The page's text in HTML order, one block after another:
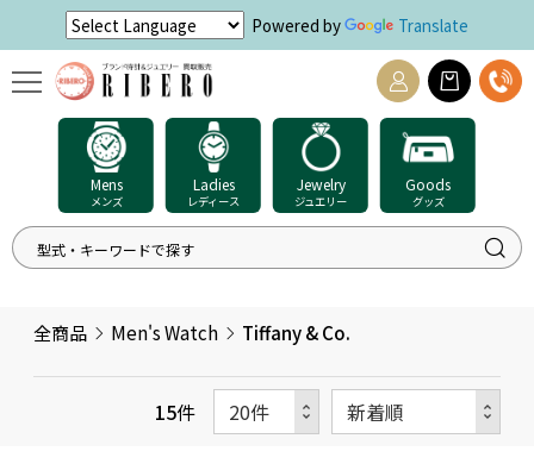
Powered by Translate
Mens
メンズ
Ladies
レディース
Jewelry
ジュエリー
Goods
グッズ
全商品 Men's Watch Tiffany & Co.
15件